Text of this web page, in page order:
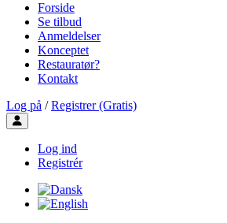
Forside
Se tilbud
Anmeldelser
Konceptet
Restauratør?
Kontakt
Log på / Registrer (Gratis)
Toggle user menu
Log ind
Registrér